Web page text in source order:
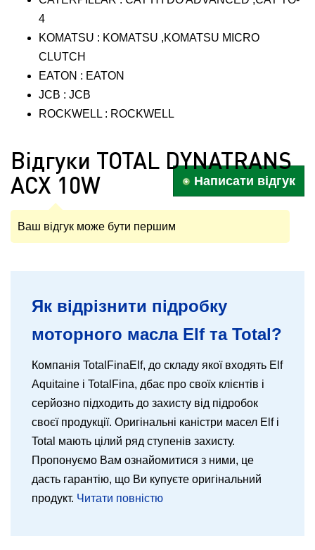
4
KOMATSU : KOMATSU ,KOMATSU MICRO
CLUTCH
EATON : EATON
JCB : JCB
ROCKWELL : ROCKWELL
Відгуки TOTAL DYNATRANS
ACX 10W
Написати відгук
Ваш відгук може бути першим
Як відрізнити підробку
моторного масла Elf та Total?
Компанія TotalFinaElf, до складу якої входять Elf
Aquitaine і TotalFina, дбає про своїх клієнтів і
серйозно підходить до захисту від підробок
своєї продукції. Оригінальні каністри масел Elf і
Total мають цілий ряд ступенів захисту.
Пропонуємо Вам ознайомитися з ними, це
дасть гарантію, що Ви купуєте оригінальний
продукт. Читати повністю